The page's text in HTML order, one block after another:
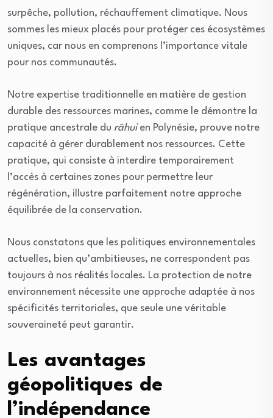
surpêche, pollution, réchauffement climatique. Nous
sommes les mieux placés pour protéger ces écosystèmes
uniques, car nous en comprenons l’importance vitale
pour nos communautés.
Notre expertise traditionnelle en matière de gestion
durable des ressources marines, comme le démontre la
pratique ancestrale du rāhuien Polynésie, prouve notre
capacité à gérer durablement nos ressources. Cette
pratique, qui consiste à interdire temporairement
l’accès à certaines zones pour permettre leur
régénération, illustre parfaitement notre approche
équilibrée de la conservation.
Nous constatons que les politiques environnementales
actuelles, bien qu’ambitieuses, ne correspondent pas
toujours à nos réalités locales. La protection de notre
environnement nécessite une approche adaptée à nos
spécificités territoriales, que seule une véritable
souveraineté peut garantir.
Les avantages
géopolitiques de
l’indépendance